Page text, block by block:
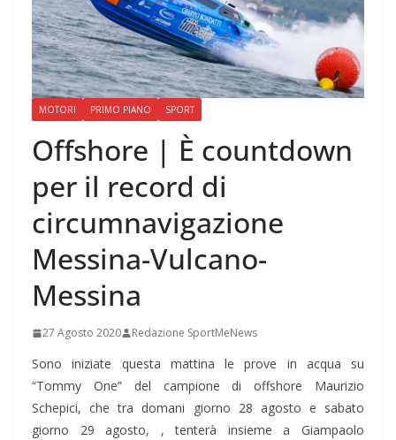
MOTORI PRIMO PIANO SPORT
Offshore | È countdown
per il record di
circumnavigazione
Messina-Vulcano-
Messina
27 Agosto 2020 Redazione SportMeNews
Sono iniziate questa mattina le prove in acqua su
“Tommy One” del campione di offshore Maurizio
Schepici, che tra domani giorno 28 agosto e sabato
giorno 29 agosto, , tenterà insieme a Giampaolo